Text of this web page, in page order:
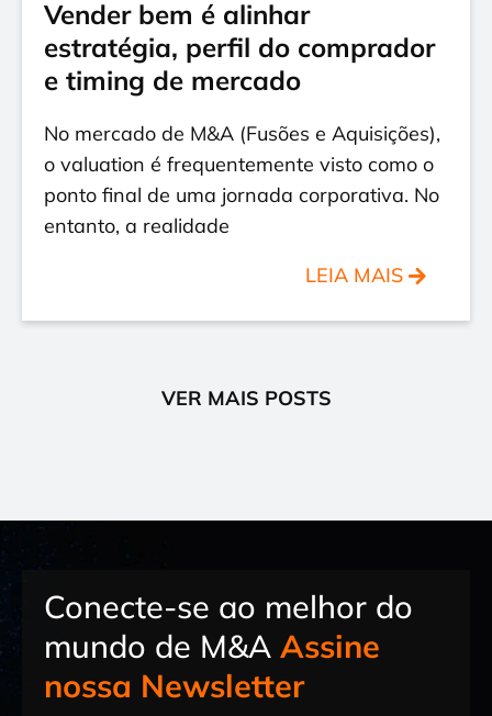
Vender bem é alinhar
estratégia, perfil do comprador
e timing de mercado
No mercado de M&A (Fusões e Aquisições),
o valuation é frequentemente visto como o
ponto final de uma jornada corporativa. No
entanto, a realidade
LEIA MAIS
VER MAIS POSTS
Conecte-se ao melhor do
mundo de M&A Assine
nossa Newsletter